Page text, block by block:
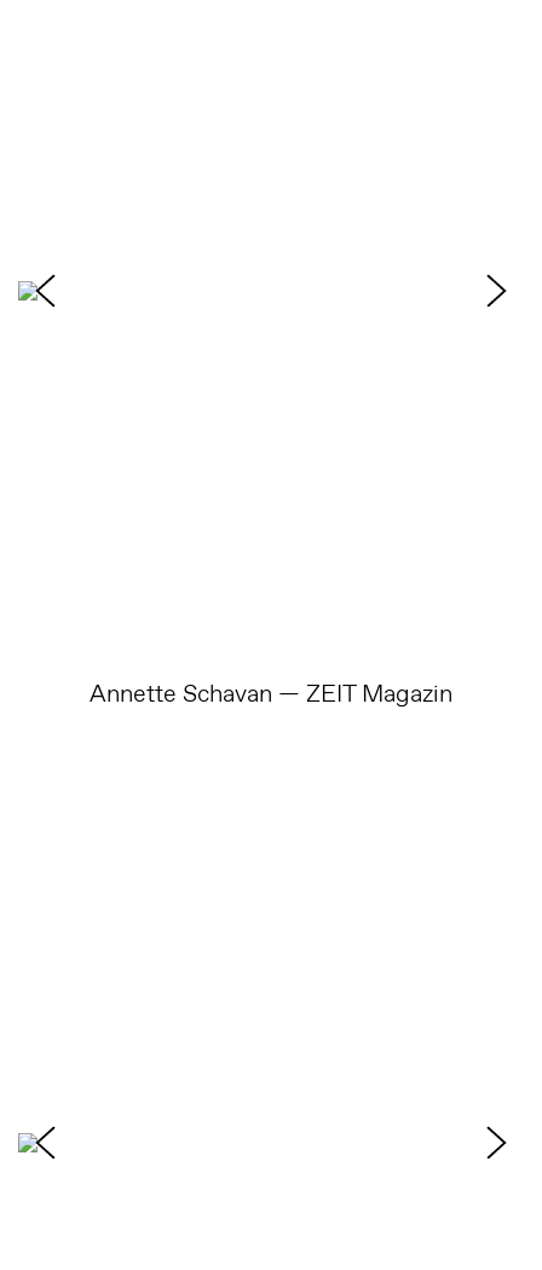
Annette Schavan — ZEIT Magazin